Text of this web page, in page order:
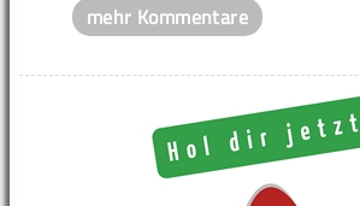
mehr Kommentare